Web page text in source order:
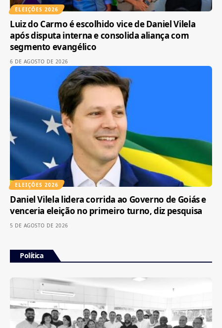
ELEIÇÕES 2026
Luiz do Carmo é escolhido vice de Daniel Vilela
após disputa interna e consolida aliança com
segmento evangélico
6 DE AGOSTO DE 2026
ELEIÇÕES 2026
Daniel Vilela lidera corrida ao Governo de Goiás e
venceria eleição no primeiro turno, diz pesquisa
5 DE AGOSTO DE 2026
Política